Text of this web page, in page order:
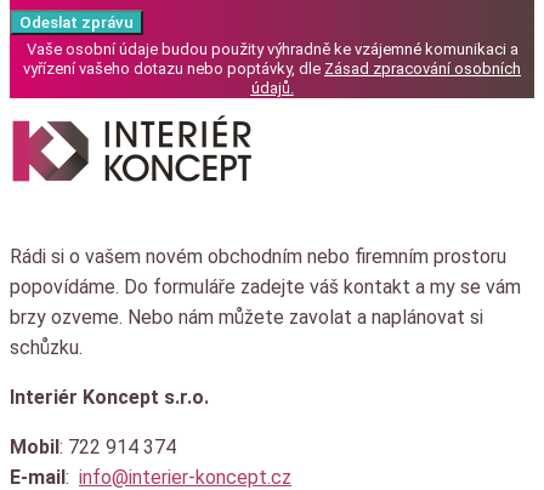
Odeslat zprávu
Vaše osobní údaje budou použity výhradně ke vzájemné komunikaci a
vyřízení vašeho dotazu nebo poptávky, dle Zásad zpracování osobních
údajů
Rádi si o vašem novém obchodním nebo firemním prostoru
popovídáme. Do formuláře zadejte váš kontakt a my se vám
brzy ozveme. Nebo nám můžete zavolat a naplánovat si
schůzku.
Interiér Koncept s.r.o.
Mobil: 722 914 374
E-mail: info@interier-koncept.cz